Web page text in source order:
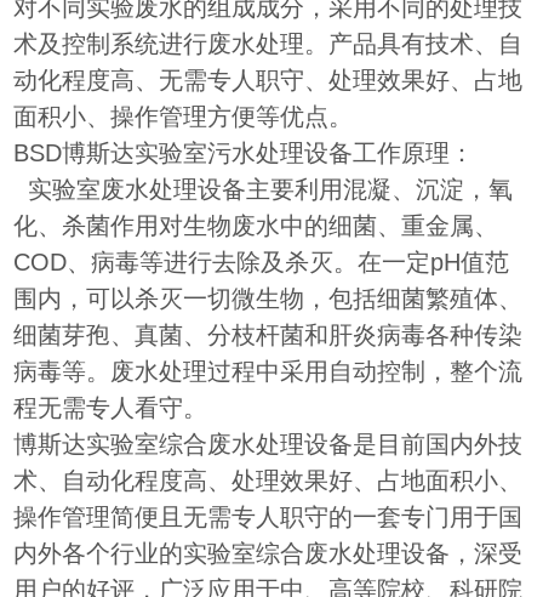
对不同实验废水的组成成分，采用不同的处理技
术及控制系统进行废水处理。产品具有技术、自
动化程度高、无需专人职守、处理效果好、占地
面积小、操作管理方便等优点。
BSD博斯达实验室污水处理设备工作原理：
实验室废水处理设备主要利用混凝、沉淀，氧
化、杀菌作用对生物废水中的细菌、重金属、
COD、病毒等进行去除及杀灭。在一定pH值范
围内，可以杀灭一切微生物，包括细菌繁殖体、
细菌芽孢、真菌、分枝杆菌和肝炎病毒各种传染
病毒等。废水处理过程中采用自动控制，整个流
程无需专人看守。
博斯达实验室综合废水处理设备是目前国内外技
术、自动化程度高、处理效果好、占地面积小、
操作管理简便且无需专人职守的一套专门用于国
内外各个行业的实验室综合废水处理设备，深受
用户的好评，广泛应用于中、高等院校、科研院